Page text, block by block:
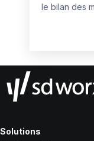
le bilan des
de paie et
des
gestionnaire
Worx,
Solutions